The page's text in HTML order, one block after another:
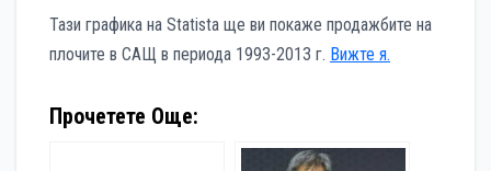
Тази графика на Statista ще ви покаже продажбите на
плочите в САЩ в периода 1993-2013 г. Вижте я.
Прочетете Още: